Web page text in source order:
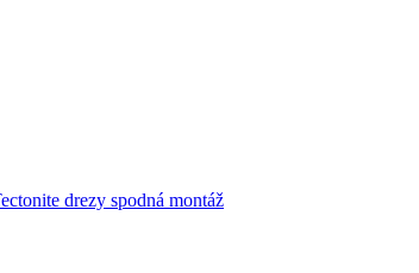
drezy spodná montáž